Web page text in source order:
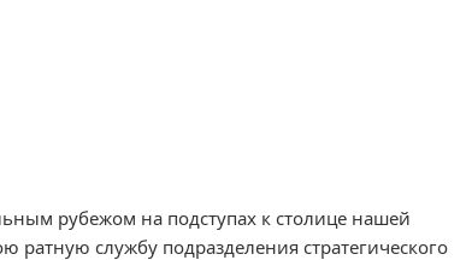
рубежом на подступах к столице нашей
ратную службу подразделения стратегического